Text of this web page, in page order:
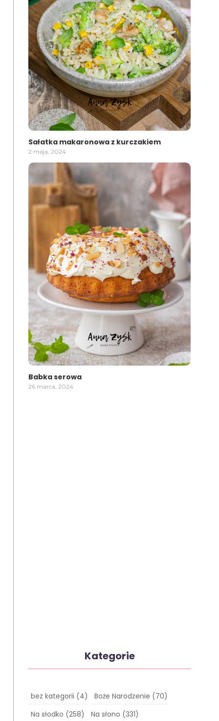
Sałatka makaronowa z kurczakiem
2 maja, 2024
Babka serowa
26 marca, 2024
Kategorie
bez kategorii (4) Boże Narodzenie (70)
Na słodko (258) Na słono (331)